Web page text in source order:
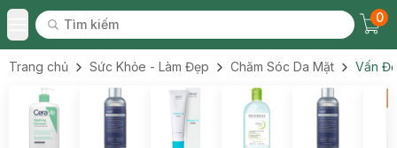
Toggle Menu
Tìm kiếm
Tìm kiếm
0
Trang chủ Sức Khỏe - Làm Đẹp Chăm Sóc Da Mặt Vấn